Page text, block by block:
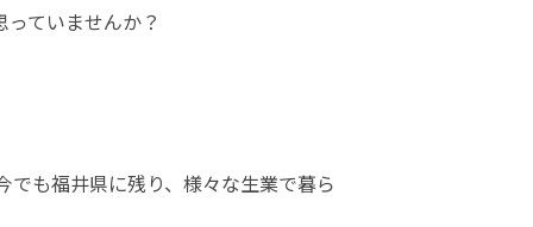
ていませんか？
も福井県に残り、様々な生業で暮ら